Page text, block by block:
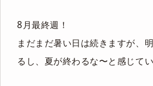
8月最終週！
まだまだ暑い日は続きますが、
るし、夏が終わるな〜と感じてい